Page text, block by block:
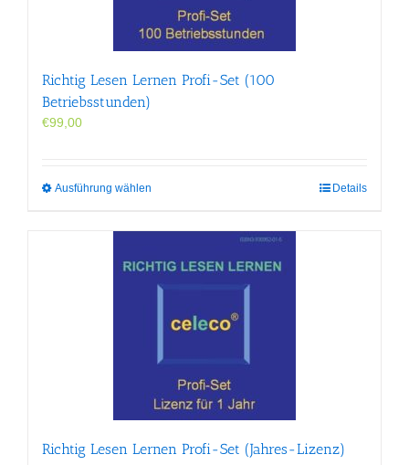
Richtig Lesen Lernen Profi-Set (100
Betriebsstunden)
€99,00
Ausführung wählen
Varianten
auf.
Optionen
auf
Produktseite
gewählt
Details
Richtig Lesen Lernen Profi-Set (Jahres-Lizenz)